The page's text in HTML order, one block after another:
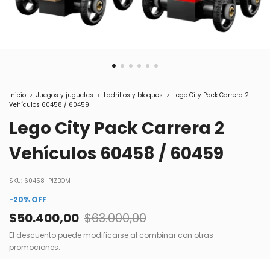
Inicio > Juegos y juguetes > Ladrillos y bloques > Lego City Pack Carrera 2
Vehículos 60458 / 60459
Lego City Pack Carrera 2
Vehículos 60458 / 60459
SKU: 60458-PIZBOM
-20% OFF
$50.400,00 $63.000,00
El descuento puede modificarse al combinar con otras
promociones.